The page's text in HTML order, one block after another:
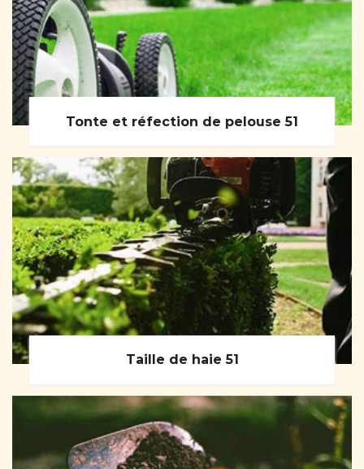
Tonte et réfection de pelouse 51
Taille de haie 51